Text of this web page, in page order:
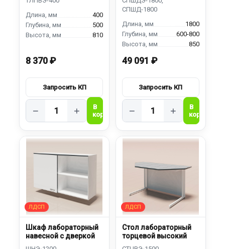
400
500
810
8 370 ₽
− +
1800
600-800
850
49 091 ₽
− +
Шкаф лабораторный
навесной с дверкой
Стол лабораторный
торцевой высокий